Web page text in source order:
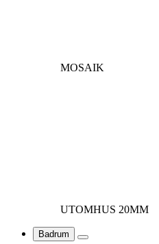
MOSAIK
UTOMHUS 20MM
Badrum